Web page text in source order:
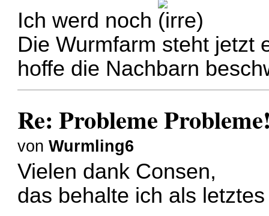
Ich werd noch
Die Wurmfarm steht jetzt
hoffe die Nachbarn
Re: Probleme
vonWurmling6
Vielen dank Consen,
das behalte ich als